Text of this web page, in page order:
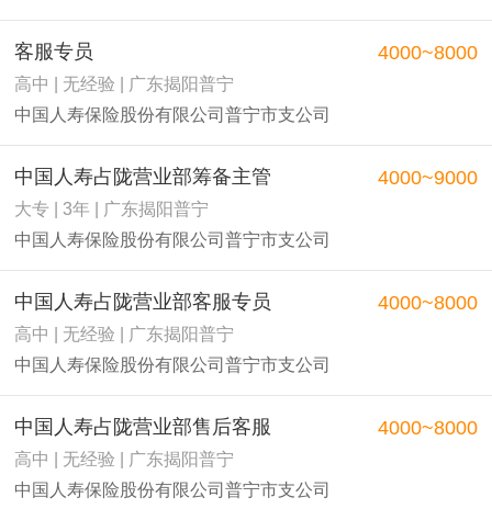
客服专员
高中 | 无经验 | 广东揭阳普宁
中国人寿保险股份有限公司普宁市支公司
4000~8000
中国人寿占陇营业部筹备主管
大专 | 3年 | 广东揭阳普宁
中国人寿保险股份有限公司普宁市支公司
4000~9000
中国人寿占陇营业部客服专员
高中 | 无经验 | 广东揭阳普宁
中国人寿保险股份有限公司普宁市支公司
4000~8000
中国人寿占陇营业部售后客服
高中 | 无经验 | 广东揭阳普宁
中国人寿保险股份有限公司普宁市支公司
4000~8000